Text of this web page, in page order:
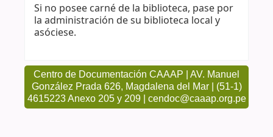
Si no posee carné de la biblioteca, pase por
la administración de su biblioteca local y
asóciese.
Centro de Documentación CAAAP | AV. Manuel
González Prada 626, Magdalena del Mar | (51-1)
4615223 Anexo 205 y 209 | cendoc@caaap.org.pe